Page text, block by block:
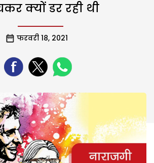
क्यों डर रही थी
फरवरी 18, 2021